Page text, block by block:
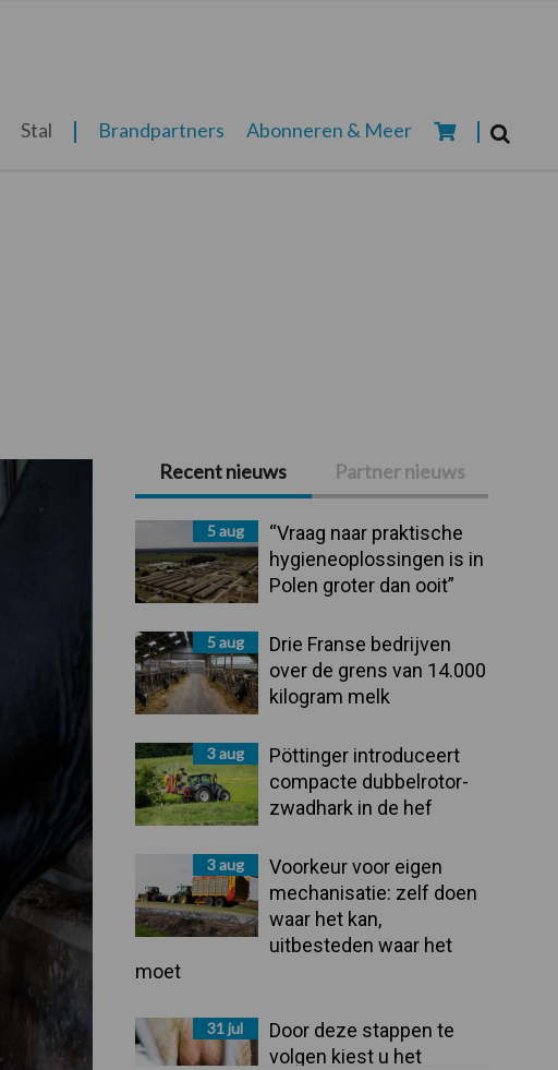
Stal Brandpartners Abonneren & Meer
Primaire
Sidebar
Recent nieuws Partner nieuws
5 aug
“Vraag naar praktische
hygieneoplossingen is in
Polen groter dan ooit”
5 aug
Drie Franse bedrijven
over de grens van 14.000
kilogram melk
3 aug
Pöttinger introduceert
compacte dubbelrotor-
zwadhark in de hef
3 aug
Voorkeur voor eigen
mechanisatie: zelf doen
waar het kan,
uitbesteden waar het
moet
31 jul
Door deze stappen te
volgen kiest u het